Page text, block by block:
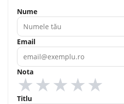
Nume
Email
Nota
★
★
★
★
★
Titlu